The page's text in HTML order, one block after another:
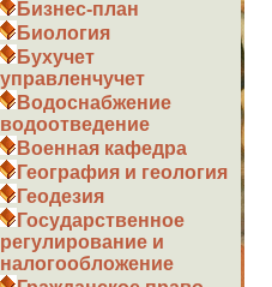
Бизнес-план
Биология
Бухучет
управленчучет
Водоснабжение
водоотведение
Военная кафедра
География и геология
Геодезия
Государственное
регулирование и
налогообложение